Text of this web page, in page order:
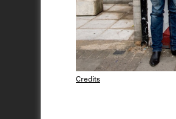
Credits